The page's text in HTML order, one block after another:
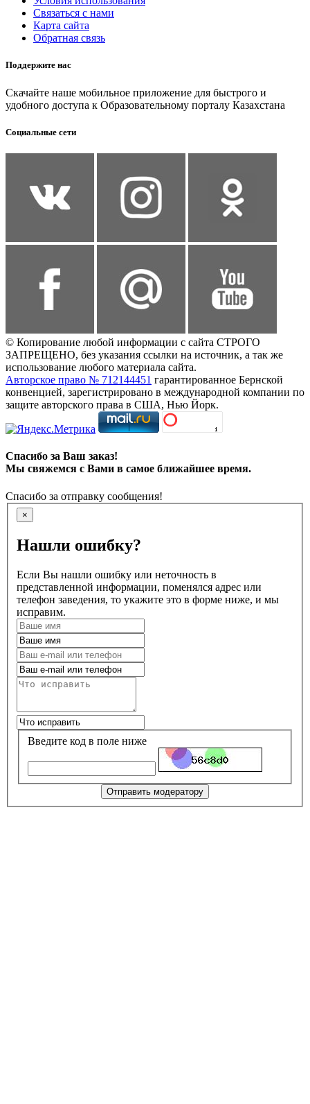
Связаться с нами
Карта сайта
Обратная связь
Поддержите нас
Скачайте наше мобильное приложение для быстрого и
удобного доступа к Образовательному порталу Казахстана
Социальные сети
© Копирование любой информации с сайта СТРОГО
ЗАПРЕЩЕНО, без указания ссылки на источник, а так же
использование любого материала сайта.
Авторское право № 712144451 гарантированное Бернской
конвенцией, зарегистрировано в международной компании по
защите авторского права в США, Нью Йорк.
Спасибо за Ваш заказ!
Мы свяжемся с Вами в самое ближайшее время.
Спасибо за отправку сообщения!
×
Нашли ошибку?
Если Вы нашли ошибку или неточность в
представленной информации, поменялся адрес или
телефон заведения, то укажите это в форме ниже, и мы
исправим.
Введите код в поле ниже
Отправить модератору